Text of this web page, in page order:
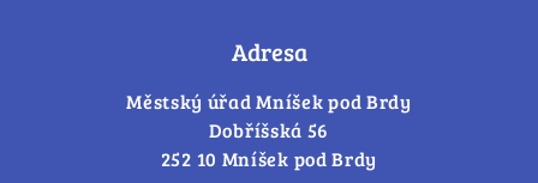
Adresa
Městský úřad Mníšek pod Brdy
Dobříšská 56
252 10 Mníšek pod Brdy